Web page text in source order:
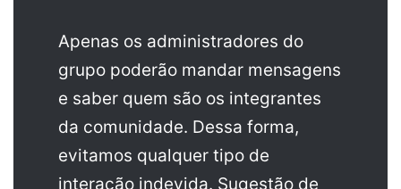
Apenas os administradores do
grupo poderão mandar mensagens
e saber quem são os integrantes
da comunidade. Dessa forma,
evitamos qualquer tipo de
interação indevida. Sugestão de